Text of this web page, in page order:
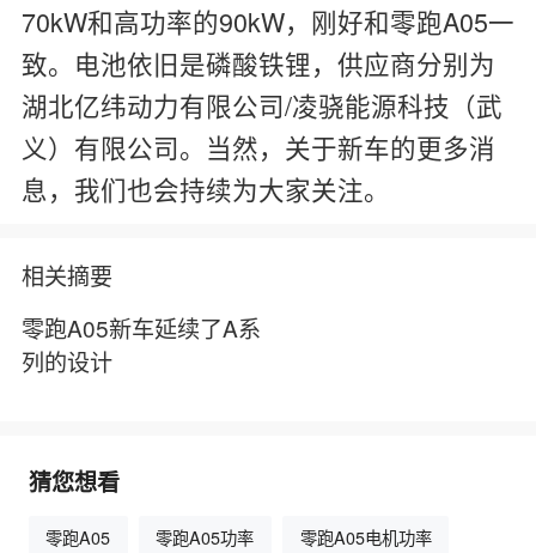
70kW和高功率的90kW，刚好和零跑A05一
致。电池依旧是磷酸铁锂，供应商分别为
湖北亿纬动力有限公司/凌骁能源科技（武
义）有限公司。当然，关于新车的更多消
息，我们也会持续为大家关注。
相关摘要
零跑A05新车延续了A系
列的设计
猜您想看
零跑A05 零跑A05功率 零跑A05电机功率